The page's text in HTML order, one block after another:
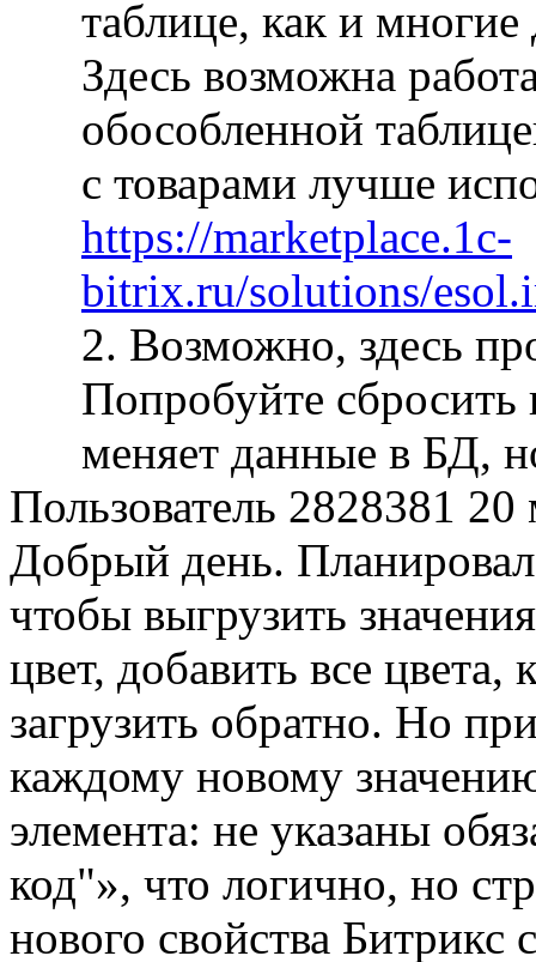
таблице, как и
Здесь возможна
обособленной
с товарами лучше
https://marketplace.1c-
bitrix.ru/solutions/
2. Возможно, здесь
Попробуйте
меняет данные в БД,
Пользователь 2828381 20
Добрый день.
чтобы выгрузить
цвет, добавить все
загрузить обратно. Но
каждому новому
элемента: не указаны
код"», что логично, но
нового свойства Битрикс